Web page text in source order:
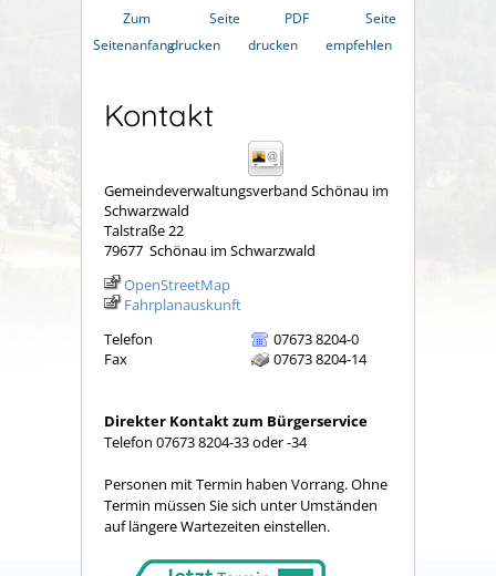
Zum
Seitenanfang
Seite
drucken
PDF
drucken
Seite
empfehlen
Kontakt
Gemeindeverwaltungsverband Schönau im
Schwarzwald
Talstraße 22
79677 Schönau im Schwarzwald
OpenStreetMap
Fahrplanauskunft
Telefon
07673 8204-0
Fax
07673 8204-14
Direkter Kontakt zum Bürgerservice
Telefon 07673 8204-33 oder -34
Personen mit Termin haben Vorrang. Ohne
Termin müssen Sie sich unter Umständen
auf längere Wartezeiten einstellen.